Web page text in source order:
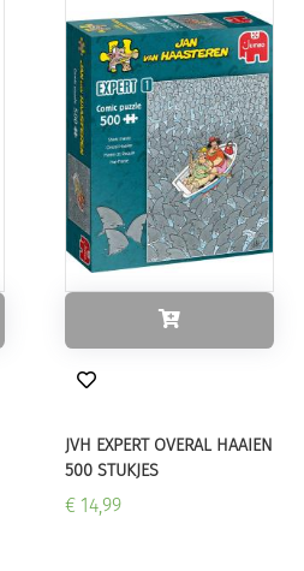
JVH EXPERT OVERAL HAAIEN
500 STUKJES
€ 14,99